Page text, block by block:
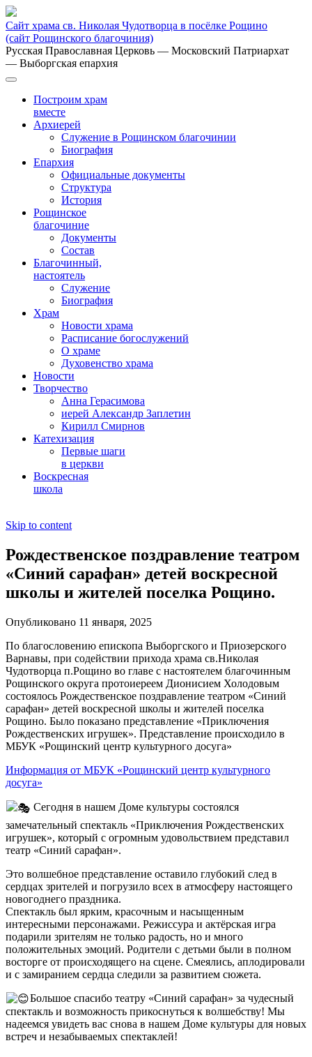
Сайт храма св. Николая Чудотворца в посёлке Рощино
(сайт Рощинского благочиния)
Русская Православная Церковь — Московский Патриархат
— Выборгская епархия
Построим храм
вместе
Архиерей
Служение в Рощинском благочинии
Биография
Епархия
Официальные документы
Структура
История
Рощинское
благочиние
Документы
Состав
Благочинный,
настоятель
Служение
Биография
Храм
Новости храма
Расписание богослужений
О храме
Духовенство храма
Новости
Творчество
Анна Герасимова
иерей Александр Заплетин
Кирилл Смирнов
Катехизация
Первые шаги
в церкви
Воскресная
школа
Skip to content
Рождественское поздравление театром
«Синий сарафан» детей воскресной
школы и жителей поселка Рощино.
Опубликовано 11 января, 2025
По благословению епископа Выборгского и Приозерского
Варнавы, при содействии прихода храма св.Николая
Чудотворца п.Рощино во главе с настоятелем благочинным
Рощинского округа протоиереем Дионисием Холодовым
состоялось Рождественское поздравление театром «Синий
сарафан» детей воскресной школы и жителей поселка
Рощино. Было показано представление «Приключения
Рождественских игрушек». Представление происходило в
МБУК «Рощинский центр культурного досуга»
Информация от МБУК «Рощинский центр культурного
досуга»
Сегодня в нашем Доме культуры состоялся
замечательный спектакль «Приключения Рождественских
игрушек», который с огромным удовольствием представил
театр «Синий сарафан».
Это волшебное представление оставило глубокий след в
сердцах зрителей и погрузило всех в атмосферу настоящего
новогоднего праздника.
Спектакль был ярким, красочным и насыщенным
интересными персонажами. Режиссура и актёрская игра
подарили зрителям не только радость, но и много
положительных эмоций. Родители с детьми были в полном
восторге от происходящего на сцене. Смеялись, аплодировали
и с замиранием сердца следили за развитием сюжета.
Большое спасибо театру «Синий сарафан» за чудесный
спектакль и возможность прикоснуться к волшебству! Мы
надеемся увидеть вас снова в нашем Доме культуры для новых
встреч и незабываемых спектаклей!